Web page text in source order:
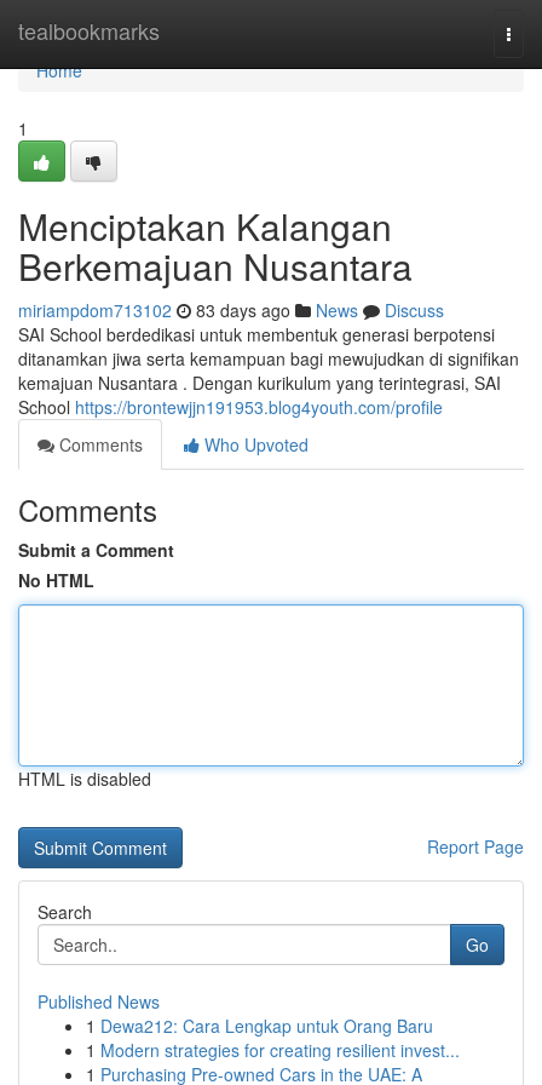
tealbookmarks
Home
Home
1
Menciptakan Kalangan
Berkemajuan Nusantara
miriampdom713102 83 days ago News
Discuss
SAI School berdedikasi untuk membentuk generasi berpotensi
ditanamkan jiwa serta kemampuan bagi mewujudkan di signifikan
kemajuan Nusantara . Dengan kurikulum yang terintegrasi, SAI
School https://brontewjjn191953.blog4youth.com/profile
Comments
Who Upvoted
Comments
Submit a Comment
No HTML
HTML is disabled
Report Page
Search
Go
Published News
1 Dewa212: Cara Lengkap untuk Orang Baru
1 Modern strategies for creating resilient invest...
1 Purchasing Pre-owned Cars in the UAE: A